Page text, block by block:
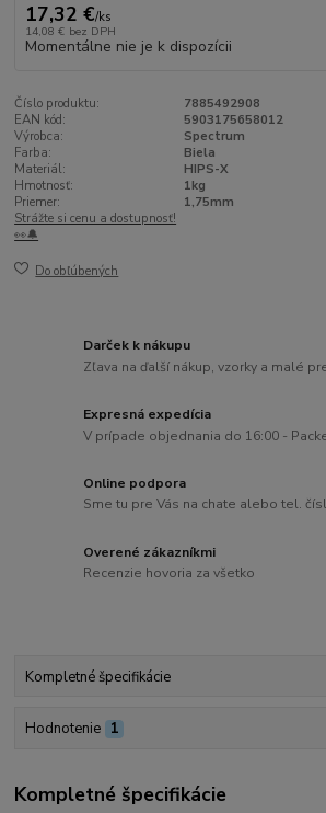
17,32 €/ks
14,08 € bez DPH
Momentálne nie je k dispozícii
Číslo produktu:
7885492908
EAN kód:
5903175658012
Výrobca:
Spectrum
Farba:
Biela
Materiál:
HIPS-X
Hmotnosť:
1kg
Priemer:
1,75mm
Strážte si cenu a dostupnosť!
👀🔔
Do obľúbených
Darček k nákupu
Zľava na ďalší nákup, vzorky a malé
Expresná expedícia
V prípade objednania do 16:00 -
Online podpora
Sme tu pre Vás na chate alebo tel.
Overené zákazníkmi
Recenzie hovoria za všetko
Kompletné špecifikácie
Hodnotenie 1
Kompletné špecifikácie